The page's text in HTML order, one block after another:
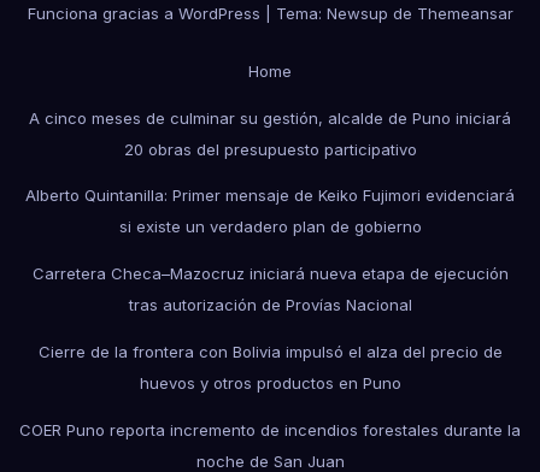
Funciona gracias a WordPress Tema: Newsup de Themeansar
Home
A cinco meses de culminar su gestión, alcalde de Puno iniciará
20 obras del presupuesto participativo
Alberto Quintanilla: Primer mensaje de Keiko Fujimori evidenciará
si existe un verdadero plan de gobierno
Carretera Checa–Mazocruz iniciará nueva etapa de ejecución
tras autorización de Provías Nacional
Cierre de la frontera con Bolivia impulsó el alza del precio de
huevos y otros productos en Puno
COER Puno reporta incremento de incendios forestales durante la
noche de San Juan